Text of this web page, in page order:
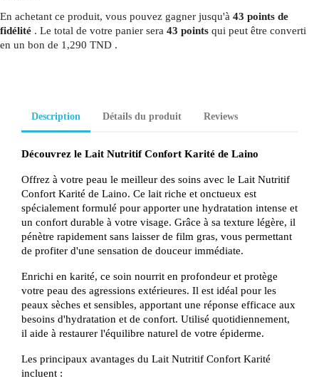
En achetant ce produit, vous pouvez gagner jusqu'à 43 points de
fidélité . Le total de votre panier sera 43 points qui peut être converti
en un bon de 1,290 TND .
Description Détails du produit Reviews
Découvrez le Lait Nutritif Confort Karité de Laino
Offrez à votre peau le meilleur des soins avec le Lait Nutritif
Confort Karité de Laino. Ce lait riche et onctueux est
spécialement formulé pour apporter une hydratation intense et
un confort durable à votre visage. Grâce à sa texture légère, il
pénètre rapidement sans laisser de film gras, vous permettant
de profiter d'une sensation de douceur immédiate.
Enrichi en karité, ce soin nourrit en profondeur et protège
votre peau des agressions extérieures. Il est idéal pour les
peaux sèches et sensibles, apportant une réponse efficace aux
besoins d'hydratation et de confort. Utilisé quotidiennement,
il aide à restaurer l'équilibre naturel de votre épiderme.
Les principaux avantages du Lait Nutritif Confort Karité
incluent :